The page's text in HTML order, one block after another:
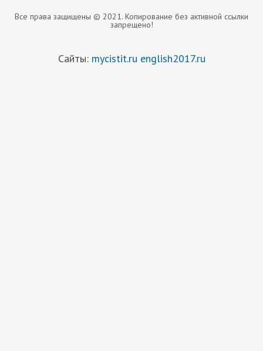
Все права защищены © 2021. Копирование без активной ссылки
запрещено!
Сайты: mycistit.ru english2017.ru